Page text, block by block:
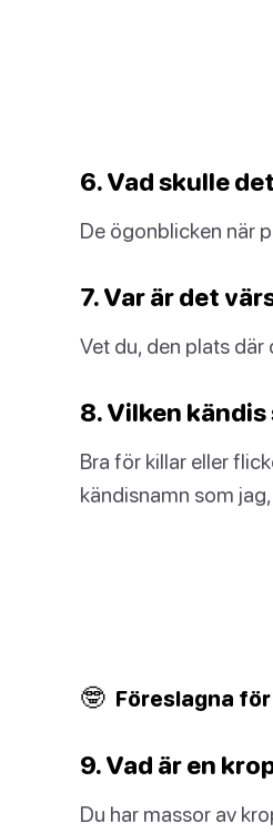
6. Vad skulle
De ögonblicken när
7. Var är det
Vet du, den plats
8. Vilken
Bra för killar eller
kändisnamn som
🤓 Föreslagna för
9. Vad är en
Du har massor av